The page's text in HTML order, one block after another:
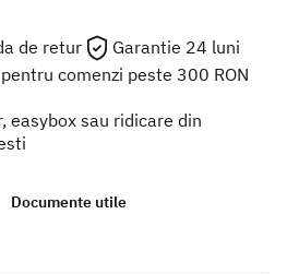
de retur
Garantie 24 luni
comenzi peste 300 RON
easybox sau ridicare din
Documente utile